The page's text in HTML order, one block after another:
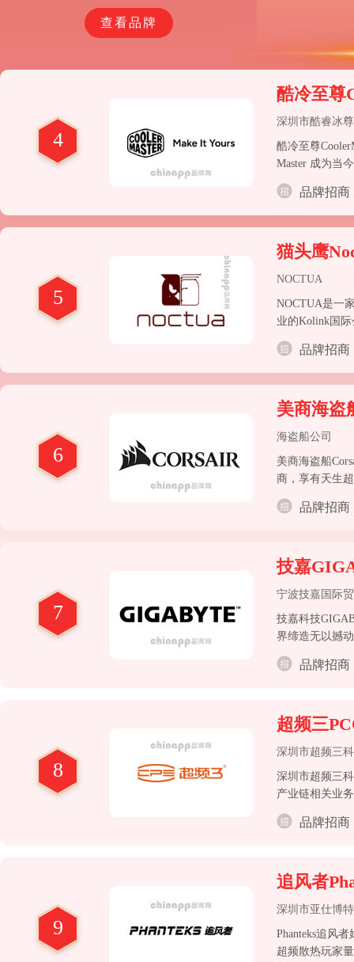
影响力。
查看品牌
4
酷冷至尊
深圳市酷睿冰
酷冷至尊
Master 成为当
物的自由和乐
品牌招商
5
猫头鹰
NOCTUA
NOCTUA是一
业的Kolink国
2005年，在这
货商之一品牌招商
6
美商海盗
海盗船公司
美商海盗船
商，享有天生
品牌招商
7
技嘉
宁波技嘉国际
技嘉科技
界缔造无以撼
用、商用、电
品牌招商
8
超频三
深圳市超频三
深圳市超频三
产业链相关业
5月，公司首
品牌招商
9
追风者
深圳市亚仕博
Phanteks追风
超频散热玩家